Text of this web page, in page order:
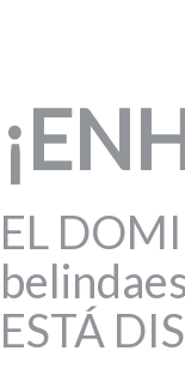
EL
ESTÁ